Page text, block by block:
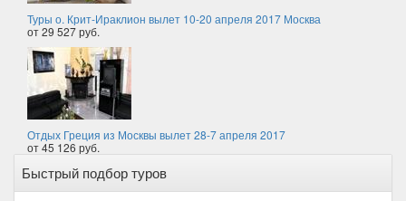
Туры о. Крит-Ираклион вылет 10-20 апреля 2017 Москва
от 29 527 руб.
Отдых Греция из Москвы вылет 28-7 апреля 2017
от 45 126 руб.
Быстрый подбор туров